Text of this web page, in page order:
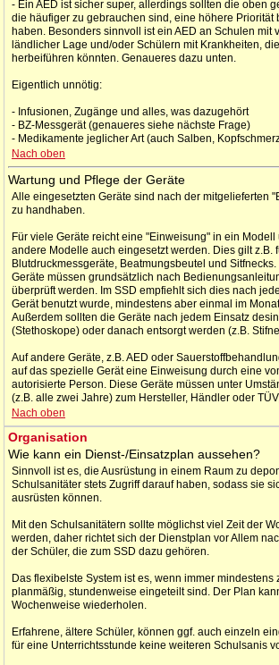
- Ein AED ist sicher super, allerdings sollten die oben
die häufiger zu gebrauchen sind, eine höhere Priorität
haben. Besonders sinnvoll ist ein AED an Schulen mit
ländlicher Lage und/oder Schülern mit Krankheiten,
herbeiführen könnten. Genaueres dazu unten.
Eigentlich unnötig:
- Infusionen, Zugänge und alles, was dazugehört
- BZ-Messgerät (genaueres siehe nächste Frage)
- Medikamente jeglicher Art (auch Salben,
Nach oben
Wartung und Pflege der Geräte
Alle eingesetzten Geräte sind nach der mitgelieferten
zu handhaben.
Für viele Geräte reicht eine "Einweisung" in ein Modell
andere Modelle auch eingesetzt werden. Dies gilt z.B.
Blutdruckmessgeräte, Beatmungsbeutel und Sitfnecks.
Geräte müssen grundsätzlich nach
überprüft werden. Im SSD empfiehlt sich dies nach
Gerät benutzt wurde, mindestens aber einmal im
Außerdem sollten die Geräte nach jedem Einsatz
(Stethoskope) oder danach entsorgt werden (z.B.
Auf andere Geräte, z.B. AED oder
auf das spezielle Gerät eine Einweisung durch eine
autorisierte Person. Diese Geräte müssen unter
(z.B. alle zwei Jahre) zum Hersteller, Händler oder
Nach oben
Organisation
Wie kann ein Dienst-/Einsatzplan aussehen?
Sinnvoll ist es, die Ausrüstung in einem Raum zu
Schulsanitäter stets Zugriff darauf haben, sodass sie
ausrüsten können.
Mit den Schulsanitätern sollte möglichst viel Zeit der
werden, daher richtet sich der Dienstplan vor Allem
der Schüler, die zum SSD dazu gehören.
Das flexibelste System ist es, wenn immer mindestens
planmäßig, stundenweise eingeteilt sind. Der Plan
Wochenweise wiederholen.
Erfahrene, ältere Schüler, können ggf. auch einzeln
für eine Unterrichtsstunde keine weiteren Schulsanis